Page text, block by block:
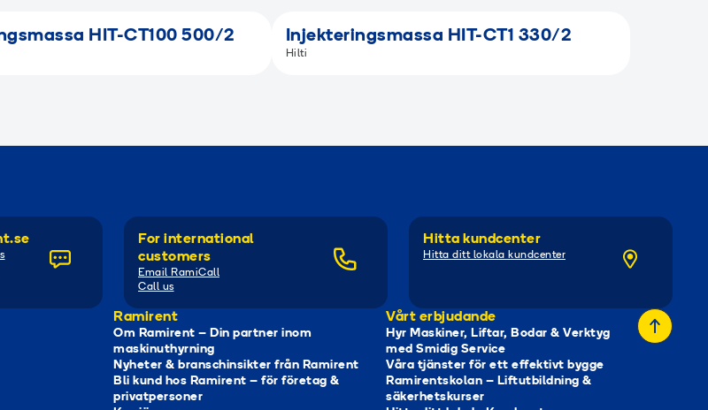
HIT-CT100 500/2 Injekteringsmassa HIT-CT1 330/2
Hilti
For international
customers
Email RamiCall
Call us
Hitta kundcenter
Hitta ditt lokala kundcenter
Ramirent
Om Ramirent – Din partner inom
maskinuthyrning
Nyheter & branschinsikter från Ramirent
Bli kund hos Ramirent – för företag &
privatpersoner
Vårt erbjudande
Hyr Maskiner, Liftar, Bodar & Verktyg
med Smidig Service
Våra tjänster för ett effektivt bygge
Ramirentskolan – Liftutbildning &
säkerhetskurser